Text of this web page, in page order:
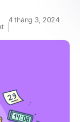
4 tháng 3, 2024